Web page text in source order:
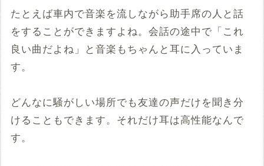
たとえば車内で音楽を流しながら助手席の人と話
をすることができますよね。会話の途中で「これ
良い曲だよね」と音楽もちゃんと耳に入っていま
す。
どんなに騒がしい場所でも友達の声だけを聞き分
けることもできます。それだけ耳は高性能なんで
す。